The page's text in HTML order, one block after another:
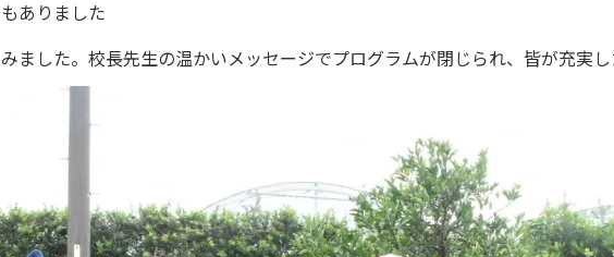
ありました
ました。校長先生の温かいメッセージでプログラムが閉じられ、皆が充実し